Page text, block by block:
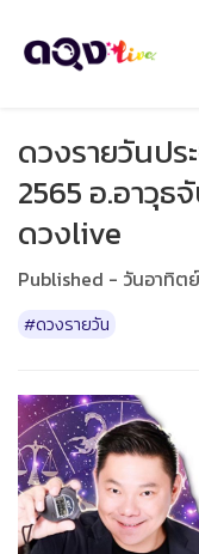
ดวงรายวันป
2565 อ.อาวุ
ดวงlive
Published - วันอาทิต
#ดวงรายวัน